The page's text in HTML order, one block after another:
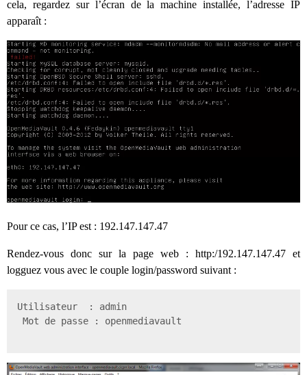
cela, regardez sur l’écran de la machine installée, l’adresse IP
apparaît :
Pour ce cas, l’IP est : 192.147.147.47
Rendez-vous donc sur la page web : http:/192.147.147.47 et
logguez vous avec le couple login/password suivant :
Utilisateur  : admin
Mot de passe : openmediavault